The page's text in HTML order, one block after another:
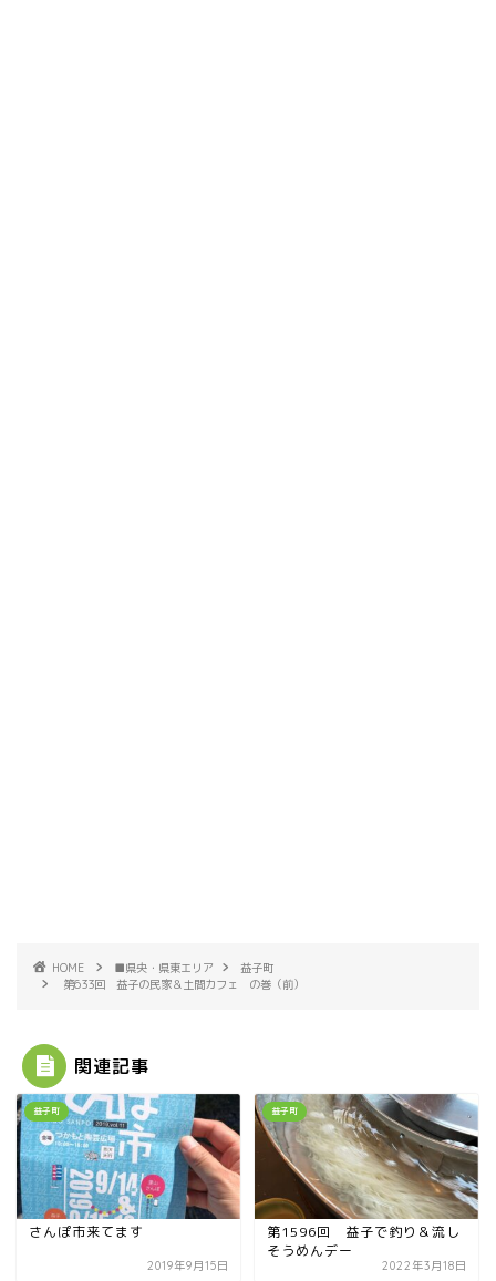
HOME ■県央・県東エリア
益子町
第633回 益子の民家＆土間カフェ の巻（前）
関連記事
益子町
さんぽ市来てます
2019年9月15日
益子町
第1596回 益子で釣り＆流し
そうめんデー
2022年3月18日